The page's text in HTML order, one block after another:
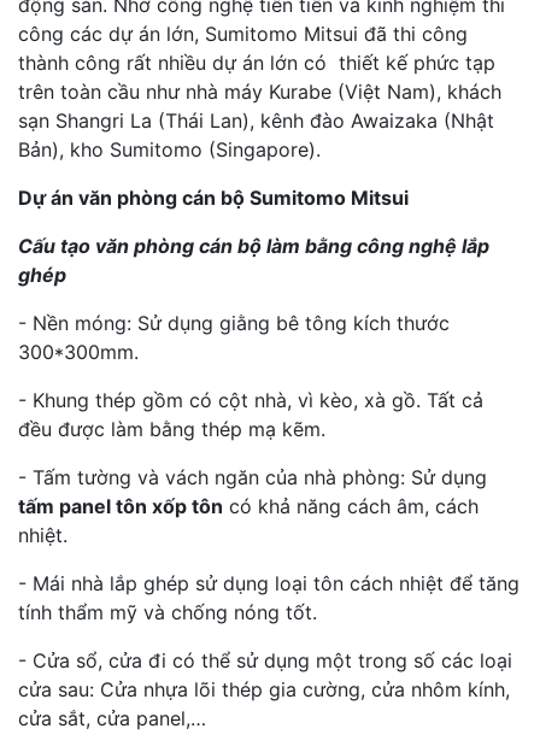
công các dự án lớn, Sumitomo Mitsui đã thi công
thành công rất nhiều dự án lớn có thiết kế phức tạp
trên toàn cầu như nhà máy Kurabe (Việt Nam), khách
sạn Shangri La (Thái Lan), kênh đào Awaizaka (Nhật
Bản), kho Sumitomo (Singapore).
Dự án văn phòng cán bộ Sumitomo Mitsui
Cấu tạo văn phòng cán bộ làm bằng công nghệ lắp
ghép
- Nền móng: Sử dụng giằng bê tông kích thước
300*300mm.
- Khung thép gồm có cột nhà, vì kèo, xà gồ. Tất cả
đều được làm bằng thép mạ kẽm.
- Tấm tường và vách ngăn của nhà phòng: Sử dụng
tấm panel tôn xốp tôn có khả năng cách âm, cách
nhiệt.
- Mái nhà lắp ghép sử dụng loại tôn cách nhiệt để tăng
tính thẩm mỹ và chống nóng tốt.
- Cửa sổ, cửa đi có thể sử dụng một trong số các loại
cửa sau: Cửa nhựa lõi thép gia cường, cửa nhôm kính,
cửa sắt, cửa panel,…